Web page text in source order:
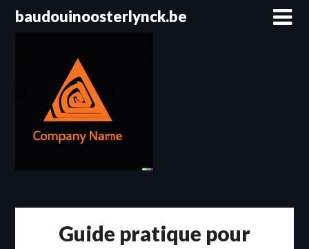
Passerbaudouinoosterlynck.be
Guide pratique pour